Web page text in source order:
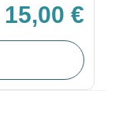
15,00 €